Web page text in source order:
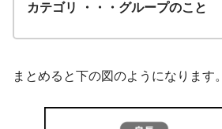
カテゴリ ・・・グループのこと
まとめると下の図のようになります。